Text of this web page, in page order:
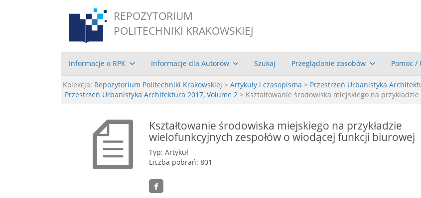
REPOZYTORIUM
POLITECHNIKI KRAKOWSKIEJ
Informacje o RPK Informacje dla Autorów Szukaj Przeglądanie zasobów Pomoc /
Kolekcja: Repozytorium Politechniki Krakowskiej > Artykuły i czasopisma > Przestrzeń Urbanistyka
Przestrzeń Urbanistyka Architektura 2017, Volume 2 > Kształtowanie środowiska miejskiego na
Kształtowanie środowiska miejskiego na przykładzie
wielofunkcyjnych zespołów o wiodącej funkcji biurowej
Typ: Artykuł
Liczba pobrań: 801